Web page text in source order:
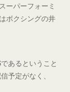
ーパーフォーミ
ボクシングの井
あるということ
予定がなく、